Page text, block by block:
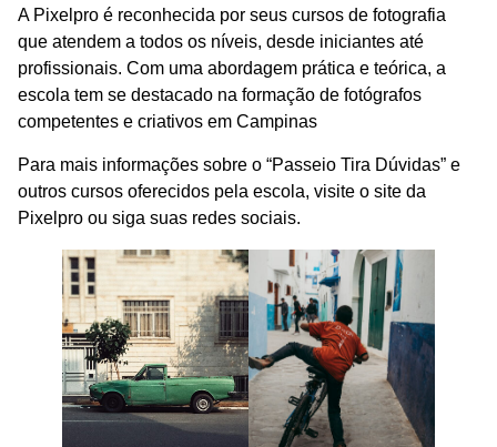
A Pixelpro é reconhecida por seus cursos de fotografia
que atendem a todos os níveis, desde iniciantes até
profissionais. Com uma abordagem prática e teórica, a
escola tem se destacado na formação de fotógrafos
competentes e criativos em Campinas
Para mais informações sobre o “Passeio Tira Dúvidas” e
outros cursos oferecidos pela escola, visite o site da
Pixelpro ou siga suas redes sociais.